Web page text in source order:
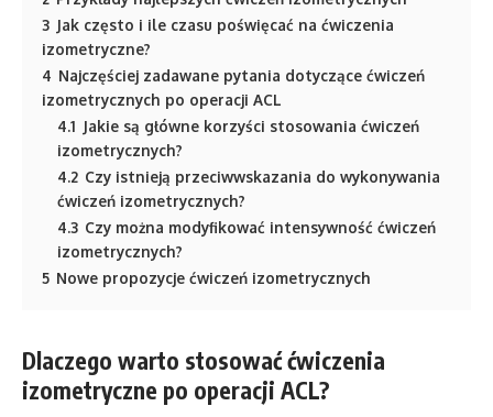
3 Jak często i ile czasu poświęcać na ćwiczenia
izometryczne?
4 Najczęściej zadawane pytania dotyczące ćwiczeń
izometrycznych po operacji ACL
4.1 Jakie są główne korzyści stosowania ćwiczeń
izometrycznych?
4.2 Czy istnieją przeciwwskazania do wykonywania
ćwiczeń izometrycznych?
4.3 Czy można modyfikować intensywność ćwiczeń
izometrycznych?
5 Nowe propozycje ćwiczeń izometrycznych
Dlaczego warto stosować ćwiczenia
izometryczne po operacji ACL?